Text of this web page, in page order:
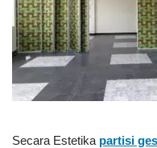
Secara Estetika partisi